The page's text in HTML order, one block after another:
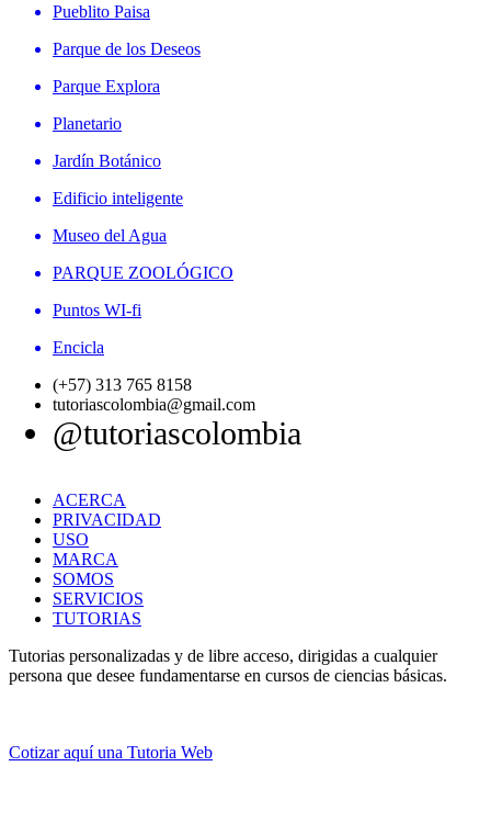
Pueblito Paisa
Parque de los Deseos
Parque Explora
Planetario
Jardín Botánico
Edificio inteligente
Museo del Agua
PARQUE ZOOLÓGICO
Puntos WI-fi
Encicla
(+57) 313 765 8158
tutoriascolombia@gmail.com
@tutoriascolombia
ACERCA
PRIVACIDAD
USO
MARCA
SOMOS
SERVICIOS
TUTORIAS
Tutorias personalizadas y de libre acceso, dirigidas a cualquier
persona que desee fundamentarse en cursos de ciencias básicas.
Cotizar aquí una Tutoria Web